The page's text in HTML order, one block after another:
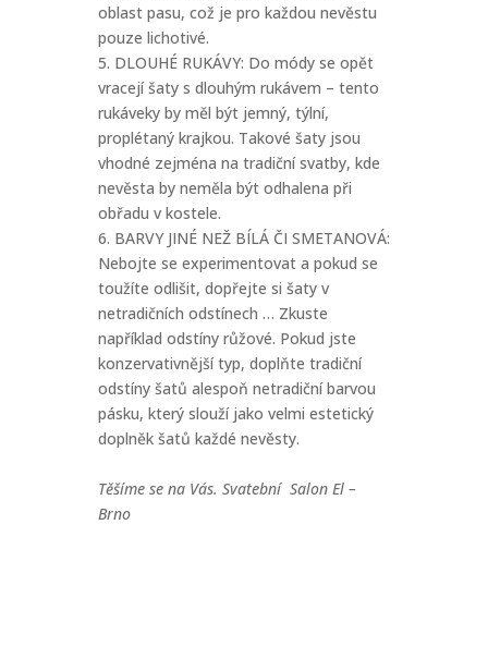
oblast pasu, což je pro každou nevěstu
pouze lichotivé.
5. DLOUHÉ RUKÁVY: Do módy se opět
vracejí šaty s dlouhým rukávem – tento
rukáveky by měl být jemný, týlní,
proplétaný krajkou. Takové šaty jsou
vhodné zejména na tradiční svatby, kde
nevěsta by neměla být odhalena při
obřadu v kostele.
6. BARVY JINÉ NEŽ BÍLÁ ČI SMETANOVÁ:
Nebojte se experimentovat a pokud se
toužíte odlišit, dopřejte si šaty v
netradičních odstínech … Zkuste
například odstíny růžové. Pokud jste
konzervativnější typ, doplňte tradiční
odstíny šatů alespoň netradiční barvou
pásku, který slouží jako velmi estetický
doplněk šatů každé nevěsty.
Těšíme se na Vás. Svatební Salon El –
Brno